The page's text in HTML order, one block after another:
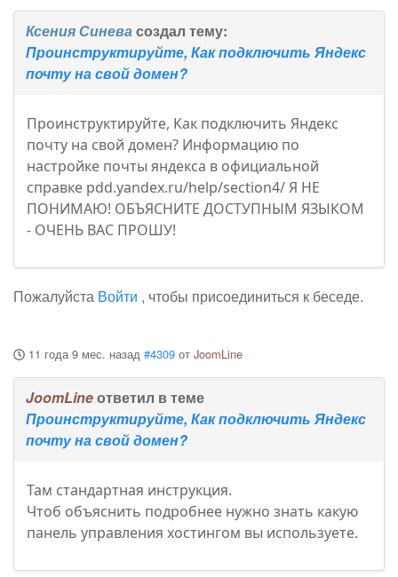
Ксения Синевасоздал тему:
Проинструктируйте, Как подключить Яндекс
почту на свой домен?
Проинструктируйте, Как подключить Яндекс
почту на свой домен? Информацию по
настройке почты яндекса в официальной
справке pdd.yandex.ru/help/section4/ Я НЕ
ПОНИМАЮ! ОБЪЯСНИТЕ ДОСТУПНЫМ ЯЗЫКОМ
- ОЧЕНЬ ВАС ПРОШУ!
Пожалуйста Войти , чтобы присоединиться к беседе.
11 года 9 мес. назад #4309 от JoomLine
JoomLineответил в теме
Проинструктируйте, Как подключить Яндекс
почту на свой домен?
Там стандартная инструкция.
Чтоб объяснить подробнее нужно знать какую
панель управления хостингом вы используете.